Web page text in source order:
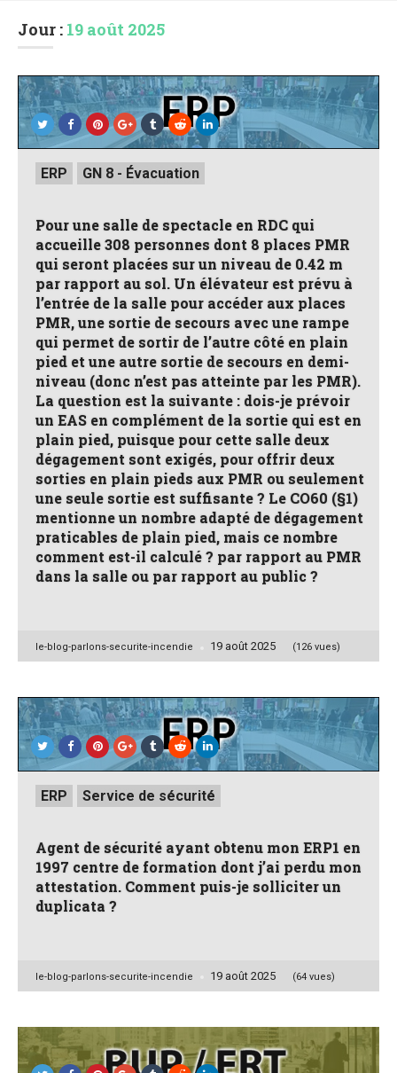
Jour : 19 août 2025
Posted
inERP GN 8 - Évacuation
Pour une salle de spectacle en RDC qui
accueille 308 personnes dont 8 places PMR
qui seront placées sur un niveau de 0.42 m
par rapport au sol. Un élévateur est prévu à
l’entrée de la salle pour accéder aux places
PMR, une sortie de secours avec une rampe
qui permet de sortir de l’autre côté en plain
pied et une autre sortie de secours en demi-
niveau (donc n’est pas atteinte par les PMR).
La question est la suivante : dois-je prévoir
un EAS en complément de la sortie qui est en
plain pied, puisque pour cette salle deux
dégagement sont exigés, pour offrir deux
sorties en plain pieds aux PMR ou seulement
une seule sortie est suffisante ? Le CO60 (§1)
mentionne un nombre adapté de dégagement
praticables de plain pied, mais ce nombre
comment est-il calculé ? par rapport au PMR
dans la salle ou par rapport au public ?
Posted
le-blog-parlons-securite-incendie 19 août 2025 (126 vues)
Posted
inERP Service de sécurité
Agent de sécurité ayant obtenu mon ERP1 en
1997 centre de formation dont j’ai perdu mon
attestation. Comment puis-je solliciter un
duplicata ?
Posted
le-blog-parlons-securite-incendie 19 août 2025 (64 vues)